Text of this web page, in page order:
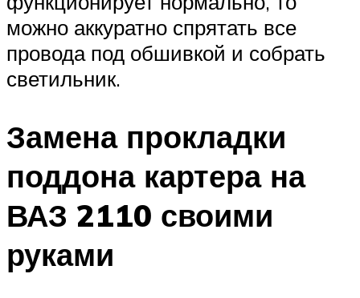
можно аккуратно спрятать все
провода под обшивкой и собрать
светильник.
Замена прокладки
поддона картера на
ВАЗ 2110 своими
руками